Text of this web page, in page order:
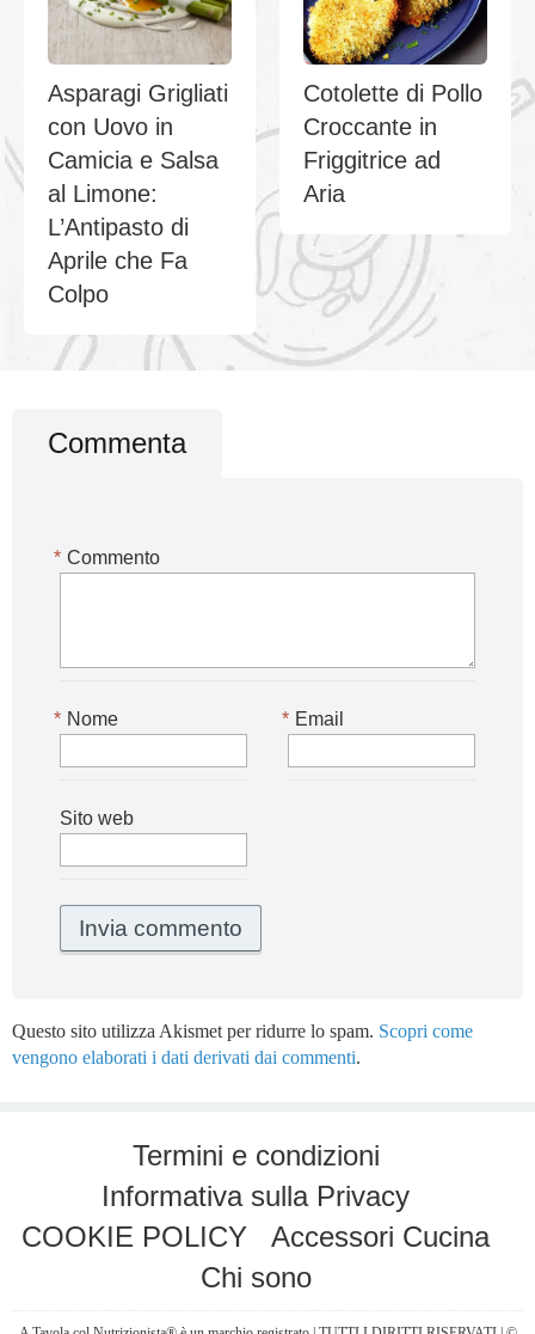
Asparagi Grigliati
con Uovo in
Camicia e Salsa
al Limone:
L’Antipasto di
Aprile che Fa
Colpo
Cotolette di Pollo
Croccante in
Friggitrice ad
Aria
Commenta
Commento
*
Nome
* Email
*
Sito web
Questo sito utilizza Akismet per ridurre lo spam. Scopri come
vengono elaborati i dati derivati dai commenti.
Termini e condizioni
Informativa sulla Privacy
COOKIE POLICY
Accessori Cucina
Chi sono